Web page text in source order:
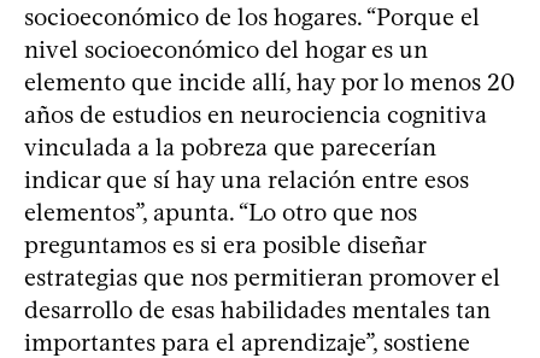
socioeconómico de los hogares. “Porque el
nivel socioeconómico del hogar es un
elemento que incide allí, hay por lo menos 20
años de estudios en neurociencia cognitiva
vinculada a la pobreza que parecerían
indicar que sí hay una relación entre esos
elementos”, apunta. “Lo otro que nos
preguntamos es si era posible diseñar
estrategias que nos permitieran promover el
desarrollo de esas habilidades mentales tan
importantes para el aprendizaje”, sostiene